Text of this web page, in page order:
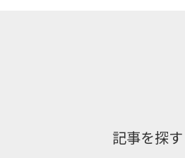
記事を探す